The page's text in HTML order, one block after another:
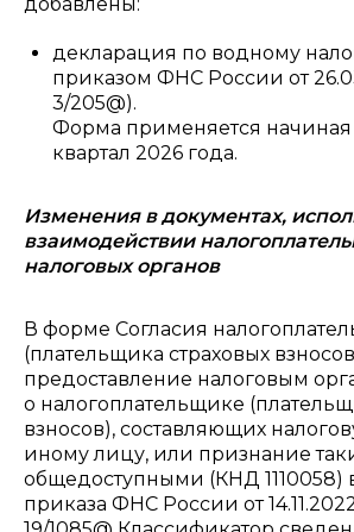
декларация по водному
приказом ФНС России от
3/205@).
Форма применяется начиная
квартал 2026 года.
Изменения в документах,
взаимодействии
налоговых органов
В форме Согласия
(плательщика страховых
предоставление налоговым
о налогоплательщике
взносов), составляющих
иному лицу, или признание
общедоступными (КНД 1110058)
приказа ФНС России от